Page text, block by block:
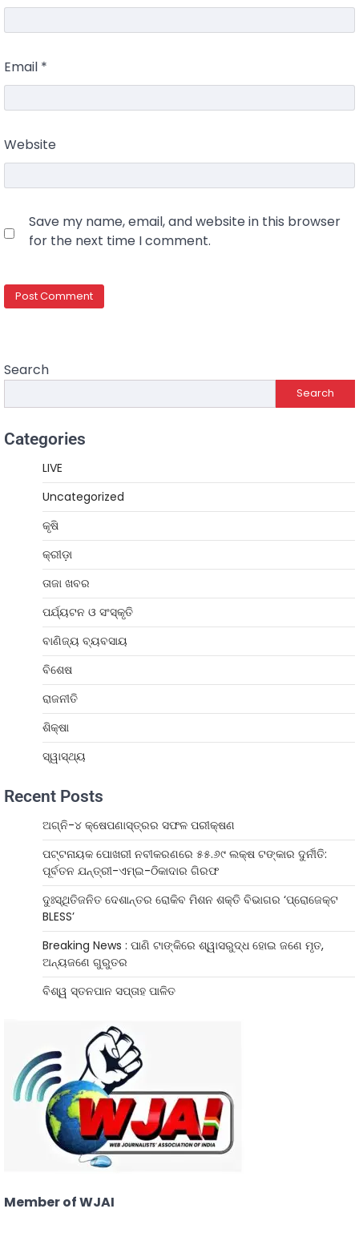
Email *
Website
Save my name, email, and website in this browser
for the next time I comment.
Search
Search
Categories
LIVE
Uncategorized
କୃଷି
କ୍ରୀଡ଼ା
ତାଜା ଖବର
ପର୍ଯ୍ୟଟନ ଓ ସଂସ୍କୃତି
ବାଣିଜ୍ୟ ବ୍ୟବସାୟ
ବିଶେଷ
ରାଜନୀତି
ଶିକ୍ଷା
ସ୍ୱାସ୍ଥ୍ୟ
Recent Posts
ଅଗ୍ନି-୪ କ୍ଷେପଣାସ୍ତ୍ରର ସଫଳ ପରୀକ୍ଷଣ
ପଟ୍ଟନାୟକ ପୋଖରୀ ନବୀକରଣରେ ୫୫.୬୯ ଲକ୍ଷ ଟଙ୍କାର ଦୁର୍ନୀତି:
ପୂର୍ବତନ ଯନ୍ତ୍ରୀ-ଏମ୍‌ଇ-ଠିକାଦାର ଗିରଫ
ଦୁଃସ୍ଥିତିଜନିତ ଦେଶାନ୍ତର ରୋକିବ ମିଶନ ଶକ୍ତି ବିଭାଗର ‘ପ୍ରୋଜେକ୍ଟ
BLESS’
Breaking News : ପାଣି ଟାଙ୍କିରେ ଶ୍ୱାସରୁଦ୍ଧ ହୋଇ ଜଣେ ମୃତ,
ଅନ୍ୟଜଣେ ଗୁରୁତର
ବିଶ୍ୱ ସ୍ତନପାନ ସପ୍ତାହ ପାଳିତ
Member of WJAI